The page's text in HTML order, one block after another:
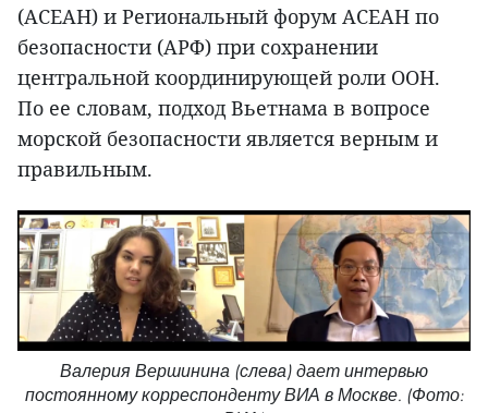
(АСЕАН) и Региональный форум АСЕАН по
безопасности (АРФ) при сохранении
центральной координирующей роли ООН.
По ее словам, подход Вьетнама в вопросе
морской безопасности является верным и
правильным.
Валерия Вершинина (слева) дает интервью
постоянному корреспонденту ВИА в Москве. (Фото: